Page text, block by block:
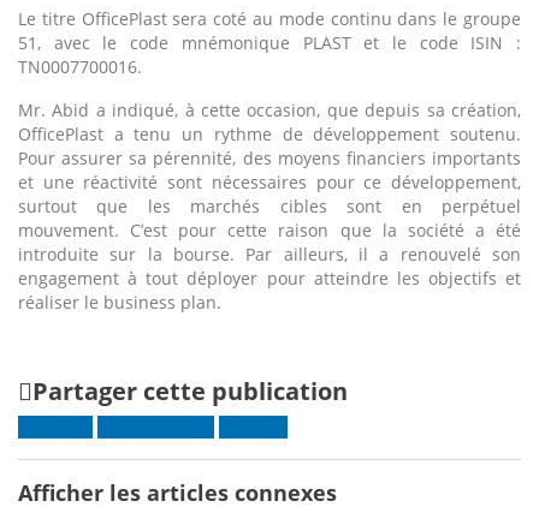
Le titre OfficePlast sera coté au mode continu dans le groupe
51, avec le code mnémonique PLAST et le code ISIN :
TN0007700016.
Mr. Abid a indiqué, à cette occasion, que depuis sa création,
OfficePlast a tenu un rythme de développement soutenu.
Pour assurer sa pérennité, des moyens financiers importants
et une réactivité sont nécessaires pour ce développement,
surtout que les marchés cibles sont en perpétuel
mouvement. C’est pour cette raison que la société a été
introduite sur la bourse. Par ailleurs, il a renouvelé son
engagement à tout déployer pour atteindre les objectifs et
réaliser le business plan.
Partager cette publication
Afficher les articles connexes